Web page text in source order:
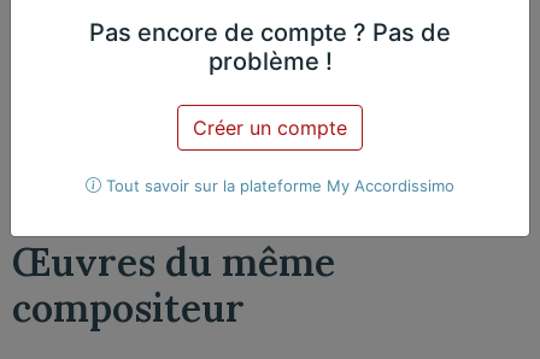
par an
Nicolas Martin, Piano
Œuvres du même
compositeur​
Pas encore de compte ? Pas de
problème !
Créer un compte
Tout savoir sur la plateforme My Accordissimo